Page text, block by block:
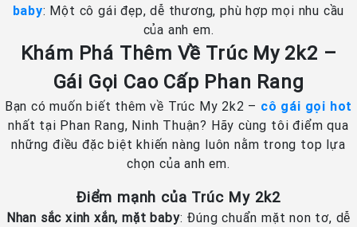
baby: Một cô gái đẹp, dễ thương, phù hợp mọi nhu cầu
của anh em.
Khám Phá Thêm Về Trúc My 2k2 –
Gái Gọi Cao Cấp Phan Rang
Bạn có muốn biết thêm về Trúc My 2k2 – cô gái gọi hot
nhất tại Phan Rang, Ninh Thuận? Hãy cùng tôi điểm qua
những điều đặc biệt khiến nàng luôn nằm trong top lựa
chọn của anh em.
Điểm mạnh của Trúc My 2k2
Nhan sắc xinh xắn, mặt baby: Đúng chuẩn mặt non tơ, dễ